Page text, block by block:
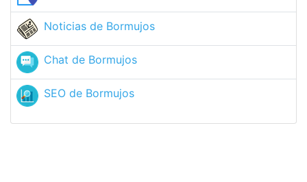
Noticias de Bormujos
Chat de Bormujos
SEO de Bormujos